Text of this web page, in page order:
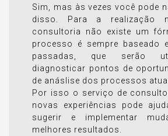
Sim, mas às vezes você pode
disso. Para a realização
consultoria não existe um
processo é sempre baseado
passadas, que serão
diagnosticar pontos de
de anáslise dos processos
Por isso o serviço de
novas experiências pode
sugerir e implementar
melhores resultados.